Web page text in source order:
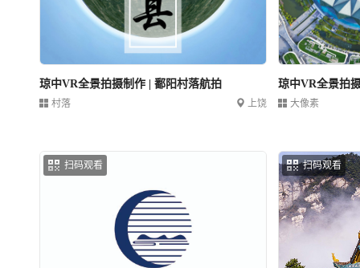
琼中VR全景拍摄制作 | 鄱阳村落航拍
村落 上饶
琼中VR全景拍
大像素
扫码观看 扫码观看